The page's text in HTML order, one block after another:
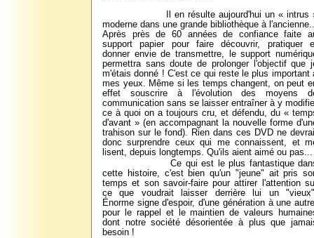
Il en résulte aujourd'hui un « intrus
moderne dans une grande bibliothèque à
Après près de 60 années de confiance faite
support papier pour faire découvrir, pratiquer
donner envie de transmettre, le support
permettra sans doute de prolonger l'objectif que
m'étais donné ! C'est ce qui reste le plus important
mes yeux. Même si les temps changent, on peut
effet souscrire à l'évolution des moyens
communication sans se laisser entraîner à y
ce à quoi on a toujours cru, et défendu, du «
d'avant » (en accompagnant la nouvelle forme
trahison sur le fond). Rien dans ces DVD ne
donc surprendre ceux qui me connaissent, et
lisent, depuis longtemps. Qu'ils aient aimé ou pas...
Ce qui est le plus fantastique
cette histoire, c'est bien qu'un "jeune" ait pris
temps et son savoir-faire pour attirer l'attention
ce que voudrait laisser derrière lui un
Énorme signe d'espoir, d'une génération à une
pour le rappel et le maintien de valeurs
dont notre société désorientée à plus que
besoin !